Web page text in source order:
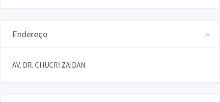
Endereço
AV. DR. CHUCRI ZAIDAN